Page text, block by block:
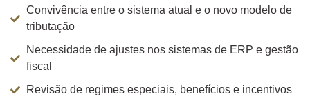
Convivência entre o sistema atual e o novo modelo de
tributação
Necessidade de ajustes nos sistemas de ERP e gestão
fiscal
Revisão de regimes especiais, benefícios e incentivos